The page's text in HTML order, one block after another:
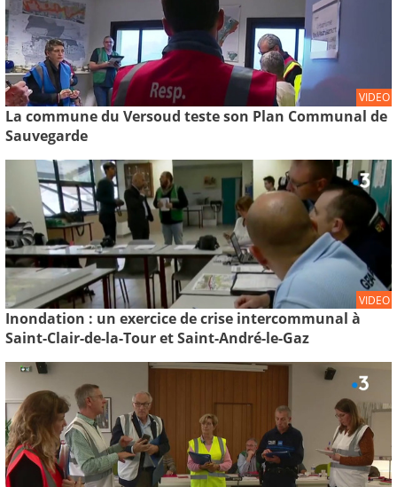
VIDEO
La commune du Versoud teste son Plan Communal de
Sauvegarde
VIDEO
Inondation : un exercice de crise intercommunal à
Saint-Clair-de-la-Tour et Saint-André-le-Gaz